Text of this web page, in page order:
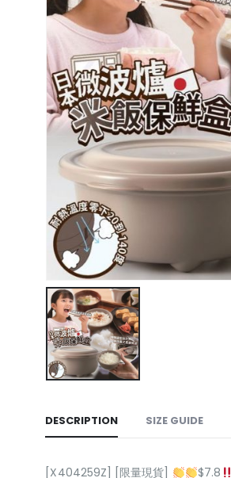
DESCRIPTION SIZE GUIDE
[X404259Z] [限量現貨] $7.8